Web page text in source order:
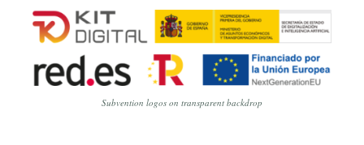
Subvention logos on transparent backdrop